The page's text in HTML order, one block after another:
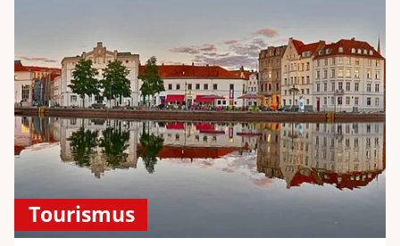
Tourismus